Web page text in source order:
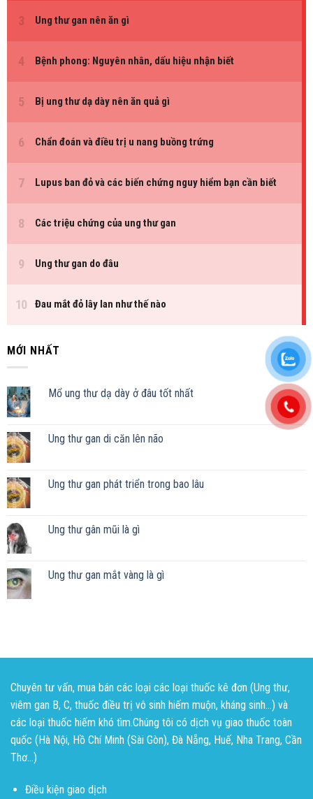
MỚI NHẤT
Mổ ung thư dạ dày ở đâu tốt nhất
Ung thư gan di căn lên não
Ung thư gan phát triển trong bao lâu
Ung thư gân mũi là gì
Ung thư gan mắt vàng là gì
Chuyên tư vấn, mua bán các loại các loại thuốc kê đơn (Ung thư,
viêm gan B, C, thuốc điều trị vô sinh hiếm muộn, kháng sinh...) và
các loại thuốc hiếm khó tìm.Chúng tôi có dịch vụ giao thuốc toàn
quốc (Hà Nội, Hồ Chí Minh (Sài Gòn), Đà Nẵng, Huế, Nha Trang, Cần
Thơ...)
Điều kiện giao dịch